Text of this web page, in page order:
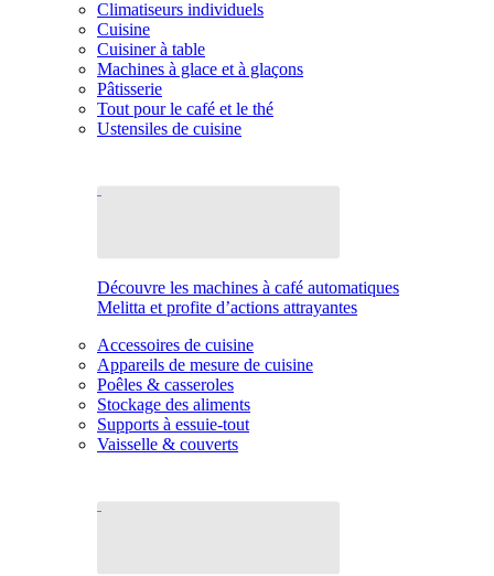
Climatiseurs individuels
Cuisine
Cuisiner à table
Machines à glace et à glaçons
Pâtisserie
Tout pour le café et le thé
Ustensiles de cuisine
Découvre les machines à café automatiques
Melitta et profite d’actions attrayantes
Accessoires de cuisine
Appareils de mesure de cuisine
Poêles & casseroles
Stockage des aliments
Supports à essuie-tout
Vaisselle & couverts